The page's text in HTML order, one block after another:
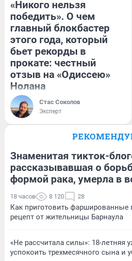
«Никого нельзя
победить». О чем
главный блокбастер
этого года, который
бьет рекорды в
прокате: честный
отзыв на «Одиссею»
Нолана
Стас Соколов
Эксперт
Знаменитая тикток-
рассказывавшая о
формой рака, умерла в
18 часов 8 120 28
Как приготовить
рецепт от жительницы Барнаула
«Не рассчитала силы»: 18-летняя
успокоить трехмесячного сына и